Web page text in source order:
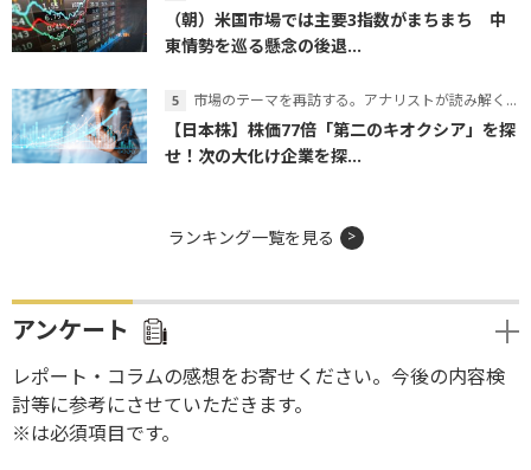
（朝）米国市場では主要3指数がまちまち 中
東情勢を巡る懸念の後退...
市場のテーマを再訪する。アナリストが読み解くテーマの本質
【日本株】株価77倍「第二のキオクシア」を探
せ！次の大化け企業を探...
ランキング一覧を見る
アンケート
レポート・コラムの感想をお寄せください。今後の内容検
討等に参考にさせていただきます。
※は必須項目です。